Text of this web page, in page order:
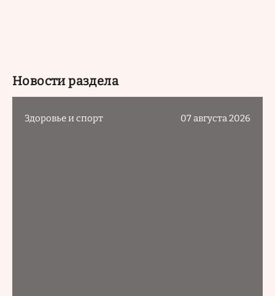
Новости раздела
Здоровье и спорт 07 августа 2026